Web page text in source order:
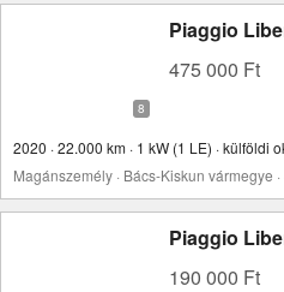
Piaggio
475 000 Ft
2020 · 22.000 km · 1 kW (1 LE) · külföldi
Magánszemély · Bács-Kiskun vármegye
Piaggio
190 000 Ft